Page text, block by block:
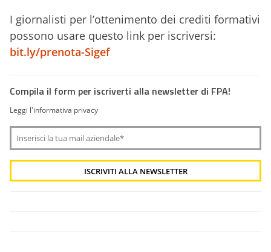
I giornalisti per l’ottenimento dei crediti formativi
possono usare questo link per iscriversi:
bit.ly/prenota-Sigef
Compila il form per iscriverti alla newsletter di FPA!
Leggi l'informativa privacy